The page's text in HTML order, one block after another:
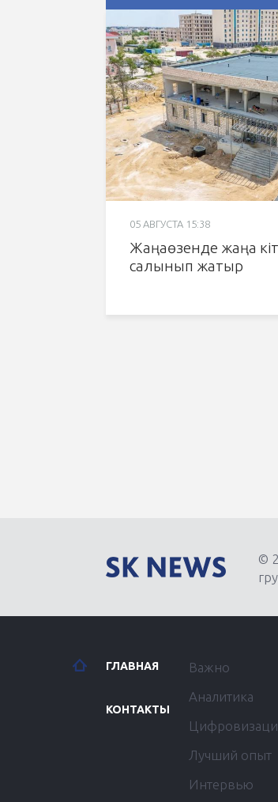
05 АВГУСТА 15:38
Жаңаөзенде жаңа
салынып жатыр
©
ГЛАВНАЯ
КОНТАКТЫ
Важно
Аналитика
Лучший опыт
Интервью